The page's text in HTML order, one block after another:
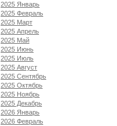
2025 Январь
2025 Февраль
2025 Март
2025 Апрель
2025 Май
2025 Июнь
2025 Июль
2025 Август
2025 Сентябрь
2025 Октябрь
2025 Ноябрь
2025 Декабрь
2026 Январь
2026 Февраль